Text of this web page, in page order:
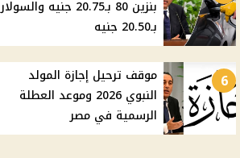
بنزين 80 بـ20.75 جنيه والسولار
بـ20.50 جنيه
6
موقف ترحيل إجازة المولد
النبوي 2026 وموعد العطلة
الرسمية في مصر